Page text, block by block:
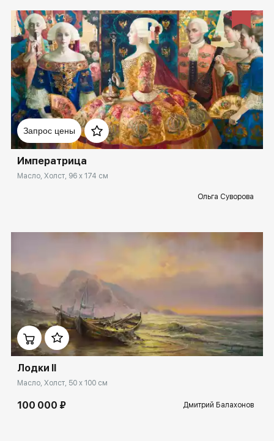
Запрос цены
Домен: ekb.rakovgallery.ru
Императрица
Масло, Холст, 96 x 174 см
Ольга Суворова
Домен: ekb.rakovgallery.ru
Лодки II
Масло, Холст, 50 x 100 см
100 000 ₽ Дмитрий Балахонов